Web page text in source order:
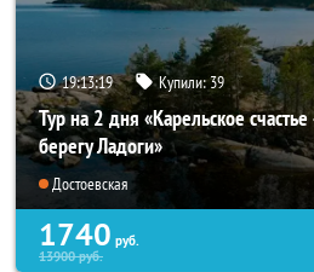
19:13:18 Купили:39
Тур на 2 дня «Карельское
берегу Ладоги»
Достоевская
1740 руб.
13900руб.